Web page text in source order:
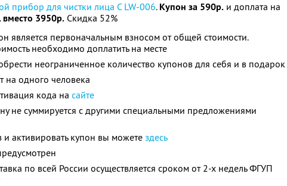
прибор для чистки лица С LW-006. Купон за 590р. и доплата на
вместо 3950р. Скидка 52%
является первоначальным взносом от общей стоимости.
необходимо доплатить на месте
неограниченное количество купонов для себя и в подарок
на одного человека
кода на сайте
не суммируется с другими специальными предложениями
и активировать купон вы можете здесь
по всей России осуществляется сроком от 2-х недель ФГУП